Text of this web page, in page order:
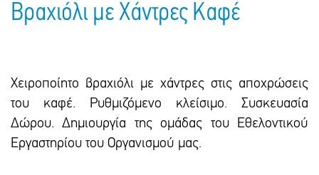
Βραχιόλι με Χάντρες Καφέ
Χειροποίητο βραχιόλι με χάντρες στις αποχρώσεις
του καφέ. Ρυθμιζόμενο κλείσιμο. Συσκευασία
Δώρου. Δημιουργία της ομάδας του Εθελοντικού
Εργαστηρίου του Οργανισμού μας.